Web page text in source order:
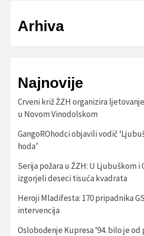
Arhiva
Najnovije
Crveni križ ŽZH organizira
u Novom Vinodolskom
GangoROhodci objavili vodič
hoda’
Serija požara u ŽZH: U Ljubuškom i
izgorjeli deseci tisuća kvadrata
Heroji Mladifesta: 170 pripadnika
intervencija
Oslobođenje Kupresa ‘94. bilo je